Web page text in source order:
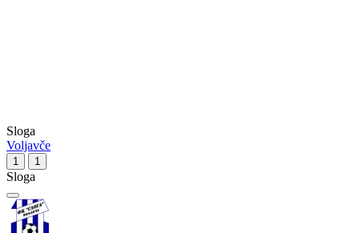
Sloga
Voljavče
1 1
Sloga